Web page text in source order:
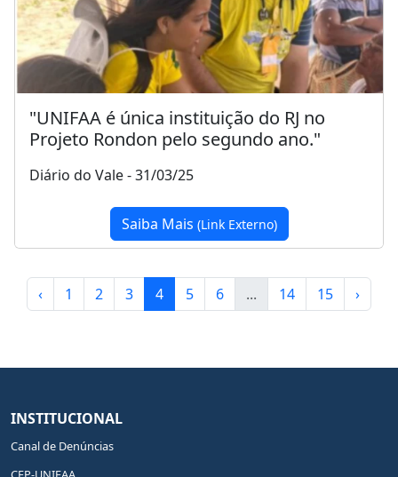
"UNIFAA é única instituição do RJ no
Projeto Rondon pelo segundo ano."
Diário do Vale - 31/03/25
Saiba Mais (Link Externo)
‹ 1 2 3 4 5 6 ... 14 15 ›
INSTITUCIONAL
Canal de Denúncias